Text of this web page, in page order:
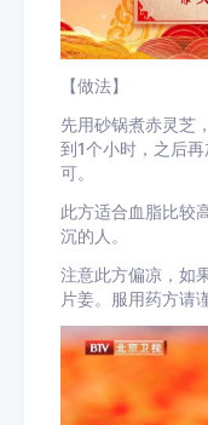
【做法】
先用砂锅煮赤灵芝
到1个小时，之后
可。
此方适合血脂比较
沉的人。
注意此方偏凉，如
片姜。服用药方请